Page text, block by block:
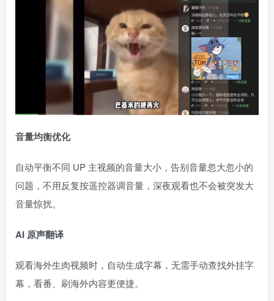
音量均衡优化
自动平衡不同 UP 主视频的音量大小，告别音量忽大忽小的
问题，不用反复按遥控器调音量，深夜观看也不会被突发大
音量惊扰。
AI 原声翻译
观看海外生肉视频时，自动生成字幕，无需手动查找外挂字
幕，看番、刷海外内容更便捷。